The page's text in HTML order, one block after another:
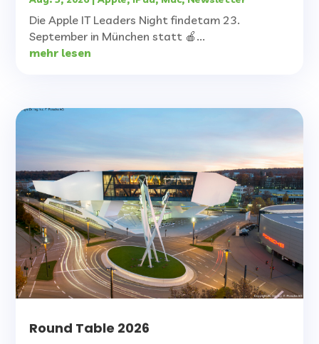
Die Apple IT Leaders Night findetam 23.
September in München statt 🍎...
mehr lesen
Round Table 2026